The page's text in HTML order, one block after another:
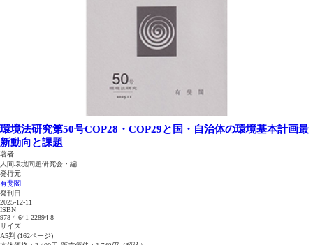
環境法研究第50号COP28・COP29と国・自治体の環境基本計画最
新動向と課題
著者
人間環境問題研究会・編
発行元
有斐閣
発刊日
2025-12-11
ISBN
978-4-641-22894-8
サイズ
A5判 (162ページ)